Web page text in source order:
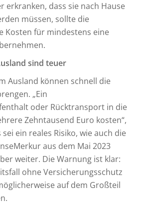
erkranken, dass sie nach Hause
müssen, sollte die
Kosten für mindestens eine
sind teuer
Ausland können schnell die
„Ein
oder Rücktransport in die
Zehntausend Euro kosten“,
sei ein reales Risiko, wie auch die
aus dem Mai 2023
weiter. Die Warnung ist klar:
ohne Versicherungsschutz
auf dem Großteil